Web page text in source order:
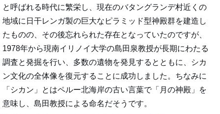
と呼ばれる時代に繁栄し、現在のバタングランデ村近くの
地域に日干レンガ製の巨大なピラミッド型神殿群を建造し
たものの、その後忘れられた存在となっていたのですが、
1978年から現南イリノイ大学の島田泉教授が長期にわたる
調査と発掘を行い、多数の遺物を発見するとともに、シカ
ン文化の全体像を復元することに成功しました。ちなみに
「シカン」とはペルー北海岸の古い言葉で「月の神殿」を
意味し、島田教授による命名だそうです。